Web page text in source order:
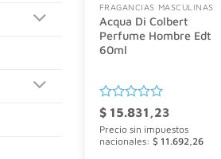
FRAGANCIAS MASCULINAS
Acqua Di Colbert
Perfume Hombre Edt
60ml
Valorado
con
0
de
$15.831,23
Precio sin impuestos
nacionales: $ 11.692,26